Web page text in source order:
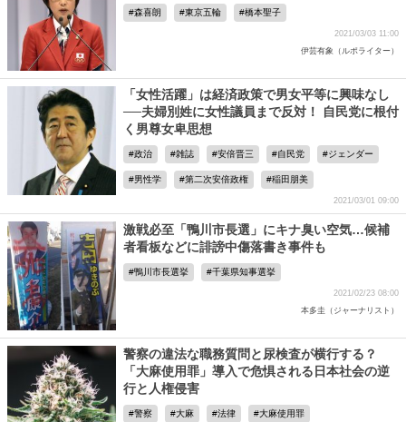
森喜朗 東京五輪 橋本聖子
2021/03/03 11:00
伊芸有象（ルポライター）
「女性活躍」は経済政策で男女平等に興味なし
──夫婦別姓に女性議員まで反対！ 自民党に根付
く男尊女卑思想
政治 雑誌 安倍晋三 自民党 ジェンダー
男性学 第二次安倍政権 稲田朋美
2021/03/01 09:00
激戦必至「鴨川市長選」にキナ臭い空気…候補
者看板などに誹謗中傷落書き事件も
鴨川市長選挙 千葉県知事選挙
2021/02/23 08:00
本多圭（ジャーナリスト）
警察の違法な職務質問と尿検査が横行する？
「大麻使用罪」導入で危惧される日本社会の逆
行と人権侵害
警察 大麻 法律 大麻使用罪